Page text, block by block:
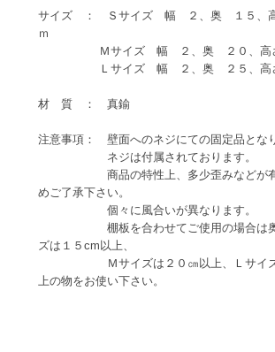
サイズ ： Ｓサイズ 幅 ２、奥 １５、
ｍ
Ｍサイズ 幅 ２、奥 ２０、高
Ｌサイズ 幅 ２、奥 ２５、高
材 質 ： 真鍮
注意事項： 壁面へのネジにての固定品となり
ネジは付属されております。
商品の特性上、多少歪みなどが有
めご了承下さい。
個々に風合いが異なります。
棚板を合わせてご使用の場合は奥
ズは１５cm以上、
Ｍサイズは２０㎝以上、Ｌサイズ
上の物をお使い下さい。